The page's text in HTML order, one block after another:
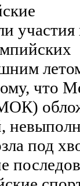
участия
что
под